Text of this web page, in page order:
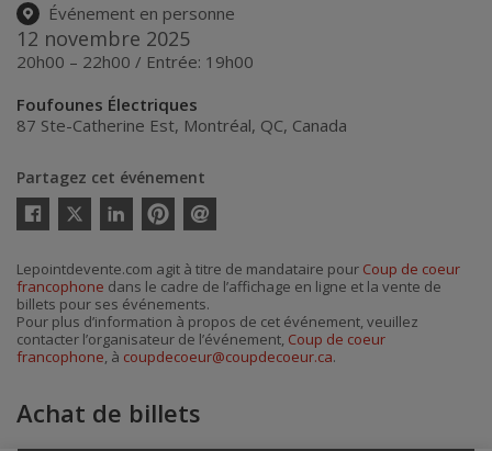
Événement en personne
12 novembre 2025
20h00 – 22h00 / Entrée: 19h00
Foufounes Électriques
87 Ste-Catherine Est, Montréal, QC, Canada
Partagez cet événement
Twitter
courriel
Lepointdevente.com agit à titre de mandataire pour Coup de coeur
francophone dans le cadre de l’affichage en ligne et la vente de
billets pour ses événements.
Pour plus d’information à propos de cet événement, veuillez
contacter l’organisateur de l’événement, Coup de coeur
francophone, à coupdecoeur@coupdecoeur.ca.
Achat de billets